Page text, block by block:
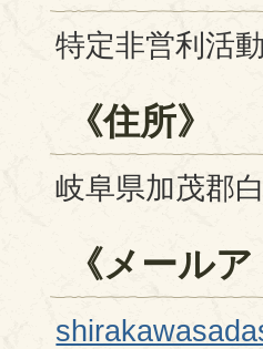
特定非営利活
《住所》
岐阜県加茂郡
《メールア